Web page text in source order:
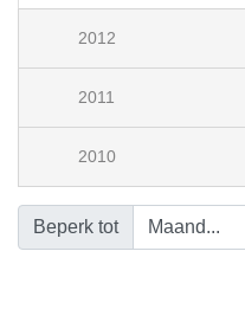
2012
2011
2010
Beperk tot